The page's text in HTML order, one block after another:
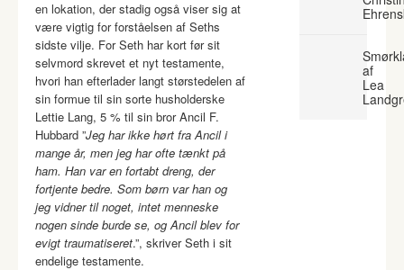
en lokation, der stadig også viser sig at
være vigtig for forståelsen af Seths
sidste vilje. For Seth har kort før sit
selvmord skrevet et nyt testamente,
hvori han efterlader langt størstedelen af
sin formue til sin sorte husholderske
Lettie Lang, 5 % til sin bror Ancil F.
Hubbard ”Jeg har ikke hørt fra Ancil i
mange år, men jeg har ofte tænkt på
ham. Han var en fortabt dreng, der
fortjente bedre. Som børn var han og
jeg vidner til noget, intet menneske
nogen sinde burde se, og Ancil blev for
evigt traumatiseret.”, skriver Seth i sit
endelige testamente.
af
Lea